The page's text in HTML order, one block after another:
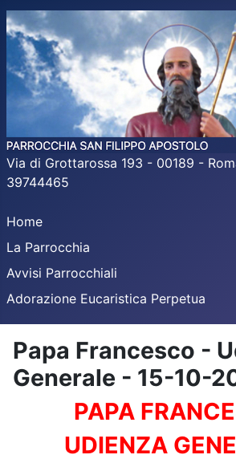
Via di Grottarossa 193 - 00189 -
39744465
Home
La Parrocchia
Avvisi Parrocchiali
Adorazione Eucaristica Perpetua
Papa Francesco -
Generale - 15-10-
PAPA
UDIENZA